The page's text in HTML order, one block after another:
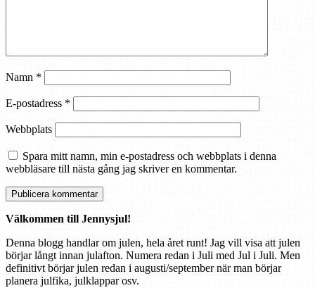
Namn *
E-postadress *
Webbplats
Spara mitt namn, min e-postadress och webbplats i denna
webbläsare till nästa gång jag skriver en kommentar.
Välkommen till Jennysjul!
Denna blogg handlar om julen, hela året runt! Jag vill visa att julen
börjar långt innan julafton. Numera redan i Juli med Jul i Juli. Men
definitivt börjar julen redan i augusti/september när man börjar
planera julfika, julklappar osv.